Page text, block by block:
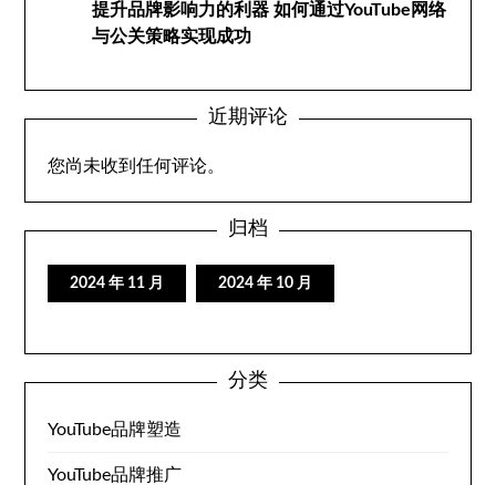
提升品牌影响力的利器 如何通过YouTube网络
与公关策略实现成功
近期评论
您尚未收到任何评论。
归档
2024 年 11 月 2024 年 10 月
分类
YouTube品牌塑造
YouTube品牌推广